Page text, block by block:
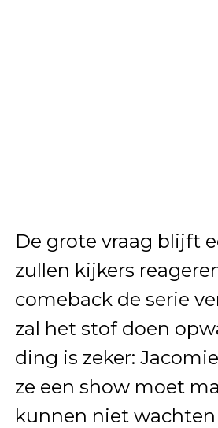
De grote vraag blijft
zullen kijkers
comeback de serie
zal het stof doen
ding is zeker:
ze een show moet
kunnen niet